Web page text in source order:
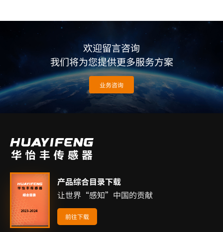
欢迎留言咨询
我们将为您提供更多服务方案
业务咨询
产品综合目录下载
让世界“感知”中国的贡献
前往下载